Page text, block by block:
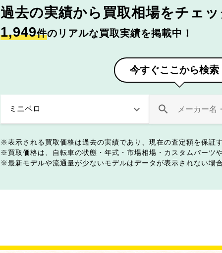
過去の実績から 買取相場をチェ
1,949件のリアルな買取実績を掲載中！
今すぐここから検索
表示される買取価格は過去の実績であり、現在の査定額を保証
買取価格は、自転車の状態・年式・市場相場・カスタムパーツ
最新モデルや流通量が少ないモデルはデータが表示されない場